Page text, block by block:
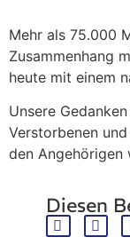
Mehr als 75.000
Zusammenhang
heute mit einem
Unsere
Verstorbenen
den Angehörigen
Diesen